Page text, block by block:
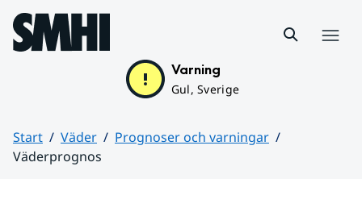
Hoppa till sidans innehåll
Varning
Gul, Sverige
Start Väder
Prognoser och varningar
Väderprognos